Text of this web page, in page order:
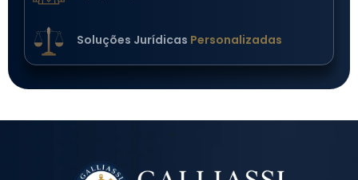
Soluções Jurídicas Personalizadas